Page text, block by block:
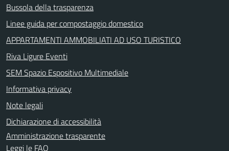
Bussola della trasparenza
Linee guida per compostaggio domestico
APPARTAMENTI AMMOBILIATI AD USO TURISTICO
Riva Ligure Eventi
SEM Spazio Espositivo Multimediale
Informativa privacy
Note legali
Dichiarazione di accessibilità
Amministrazione trasparente
Leggi le FAQ